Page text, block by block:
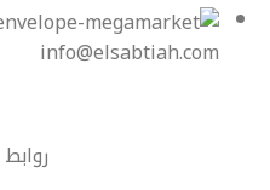
info@elsabtiah.com